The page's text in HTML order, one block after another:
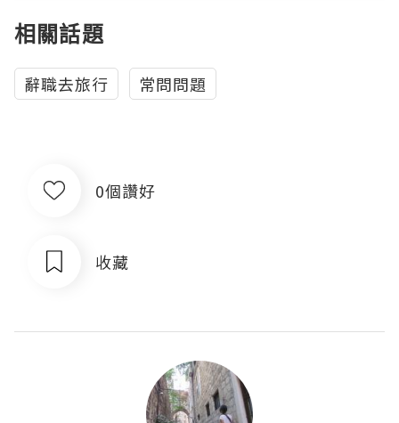
相關話題
辭職去旅行 常問問題
0個讚好
收藏